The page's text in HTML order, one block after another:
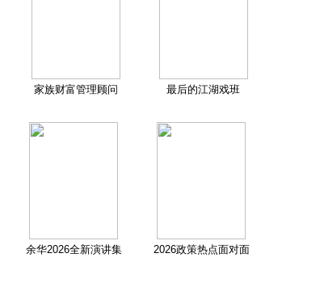
家族财富管理顾问 最后的江湖戏班
余华2026全新演讲集 2026政策热点面对面